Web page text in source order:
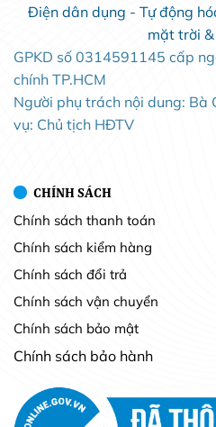
Điện dân dụng - Tự động
mặt trời &
GPKD số 0314591145 cấp
chính TP.HCM
Người phụ trách nội dung: Bà
vụ: Chủ tịch HĐTV
CHÍNH SÁCH
Chính sách thanh toán
Chính sách kiểm hàng
Chính sách đổi trả
Chính sách vận chuyển
Chính sách bảo mật
Chính sách bảo hành